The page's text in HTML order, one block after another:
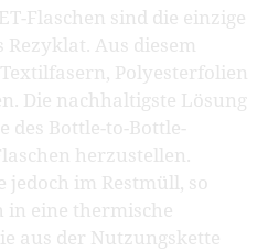
Flaschen sind die einzige
Aus diesem
Polyesterfolien
Die nachhaltigste Lösung
des Bottle-to-Bottle-
herzustellen.
jedoch im Restmüll, so
in eine thermische
aus der Nutzungskette